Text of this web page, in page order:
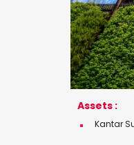
Assets :
Kantar